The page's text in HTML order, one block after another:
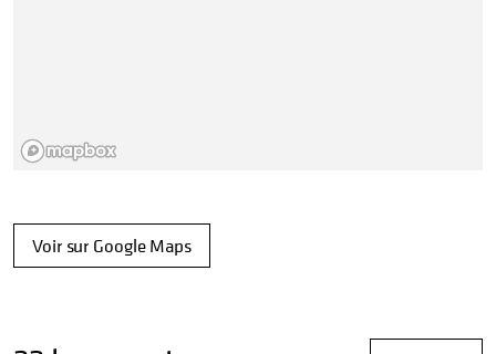
Voir sur Google Maps